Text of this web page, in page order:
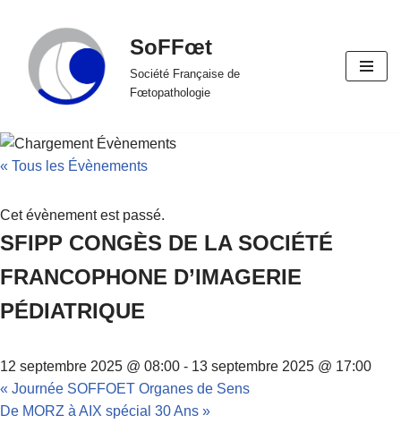
Aller
au
contenu
SoFFœt
Société Française de
Fœtopathologie
« Tous les Évènements
Cet évènement est passé.
SFIPP CONGÈS DE LA SOCIÉTÉ
FRANCOPHONE D’IMAGERIE
PÉDIATRIQUE
12 septembre 2025 @ 08:00 - 13 septembre 2025 @ 17:00
« Journée SOFFOET Organes de Sens
De MORZ à AIX spécial 30 Ans »